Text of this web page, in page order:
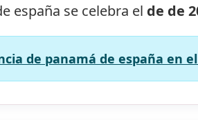
españa se celebra el de de
de panamá de españa en el